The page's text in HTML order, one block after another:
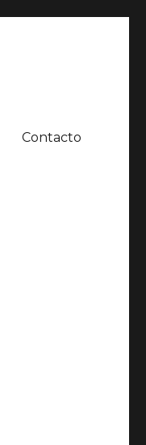
Contacto